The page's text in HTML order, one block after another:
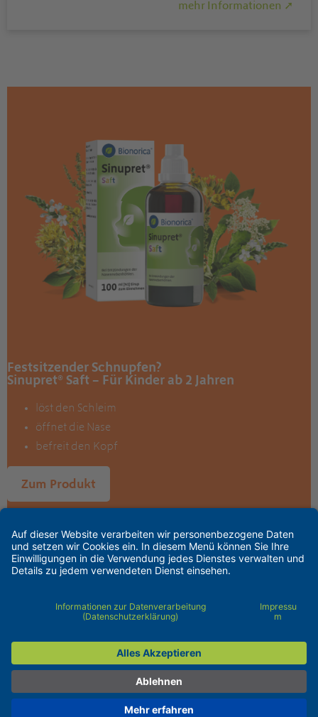
mehr Informationen ➚
Festsitzender Schnupfen?
Sinupret® Saft – Für Kinder ab 2 Jahren
löst den Schleim
öffnet die Nase
befreit den Kopf
Zum Produkt
Mehr zur Anwendung